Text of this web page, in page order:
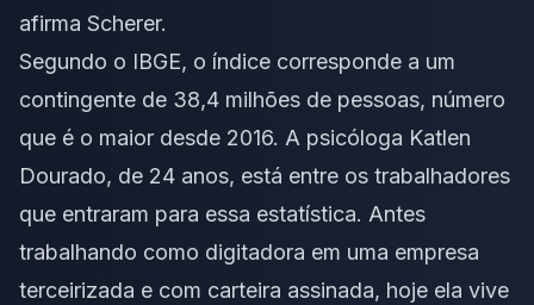
afirma Scherer.
Segundo o IBGE, o índice corresponde a um
contingente de 38,4 milhões de pessoas, número
que é o maior desde 2016. A psicóloga Katlen
Dourado, de 24 anos, está entre os trabalhadores
que entraram para essa estatística. Antes
trabalhando como digitadora em uma empresa
terceirizada e com carteira assinada, hoje ela vive